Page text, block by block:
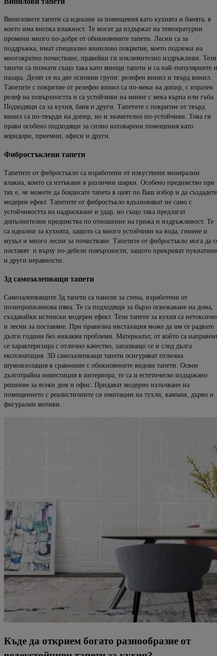
Виниловите тапети са идеални за помещения като кухнята и банята, в
които има висока влажност. Те могат да издържат на температурни
промени много по-добре от обикновените тапети. Лесни са за
поддръжка, имат специално винилово покритие, което подлежи на
многократно почистване, правейки ги изключително издръжливи. Тези
тапети са познати също така като миещи тапети и са най-популярните
пазара. Делят се на две основни групи: релефен винил и твърд винил.
Тапетите с покритие от релефен винил са по-меки на допир, с изразен
релеф на повърхността и са устойчиви на миене с мека кърпа или гъба.
Подходящи са за кухня, баня и други. Тапетите с покритие от твърд
винил са по-твърди на допир, но и значително по-устойчиви. Това ги
прави особено подходящи за силно натоварени помещения като
коридори, приемни, офиси и други.
Фибростъклени тапети
Тапетите от фибростъкло са изработени от изкуствени минерални
влакна, които са изтъкани в различни шарки. Особено предимство при
тях е, че можете да боядисате тапета в цвят по Ваш избор и да създадете
модерен ефект. Тапетите от фибростъкло вдъхновяват не само с
устойчивостта на надраскване и удар, но също така предлагат
допълнителни предимства по отношение на грижа и издръжливост. Те
са идеални за кухнята, защото са много устойчиви на вода, гниене и
мухъл и много лесни за почистване. Тапетите от фибростъкло мога да
поставят и върху по-дебели повърхности , защото прикриват
и други неравности.
3д самозалепващи тапети
Самозалепващите 3д тапети са панели за стена, изработени от
полипропиленова пяна. Те са подходящи за бързо освежаване на дома,
създавайки истински модерен ефект. Тези тапети за кухня са
и лесни за поставяне. При правилна инсталация може да им се радвате
дълги години без никакви проблеми. Материалът, от който са
се характеризира с отлично качество, запазващо се и след дълга
експлоатация. 3D самозалепващи тапети осигуряват отлична
шумоизолация в сравнение с обикновените видове тапети. Освен
дълготрайна инвестиция в интериора, те са и естетическо издържано
решение за всеки дом и офис. Придават модерно излъчване на
помещението с реалистичните си имитации на тухли, камъни, дърво и
фигурални мотиви.
Къде да открием богато разнообразие от